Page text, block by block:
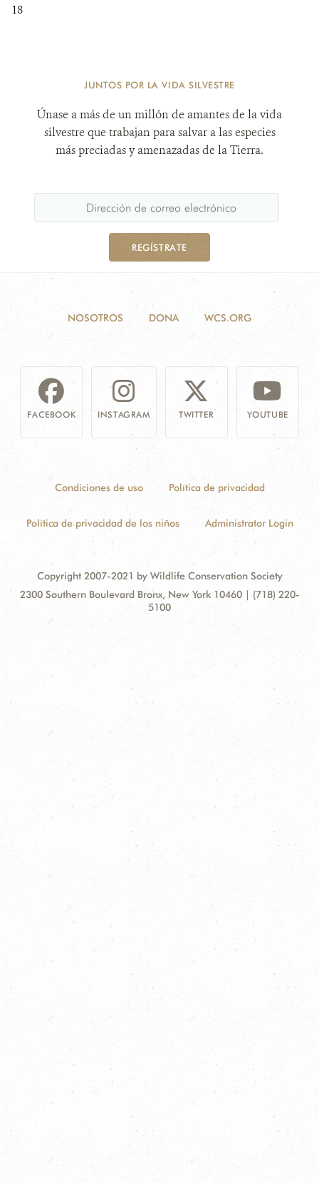
18
JUNTOS POR LA VIDA SILVESTRE
Únase a más de un millón de amantes de la vida
silvestre que trabajan para salvar a las especies
más preciadas y amenazadas de la Tierra.
REGÍSTRATE
NOSOTROS DONA WCS.ORG
FACEBOOK INSTAGRAM TWITTER YOUTUBE
Condiciones de uso Política de privacidad
Política de privacidad de los niños Administrator Login
Copyright 2007-2021 by Wildlife Conservation Society
Contact
Address:
2300 Southern Boulevard Bronx, New York 10460 | (718) 220-
5100